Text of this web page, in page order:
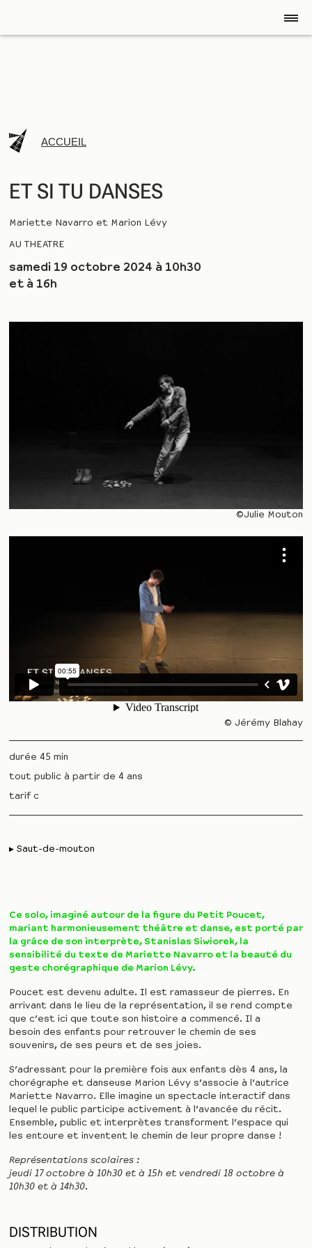
ACCUEIL
ET SI TU DANSES
Mariette Navarro et Marion Lévy
AU THEATRE
samedi 19 octobre 2024 à 10h30
et à 16h
©Julie Mouton
© Jérémy Blahay
DISTRIBUTION
durée 45 min
tout public à partir de 4 ans
tarif c
Saut-de-mouton
Ce solo, imaginé autour de la figure du Petit Poucet,
mariant harmonieusement théâtre et danse, est porté par
la grâce de son interprète, Stanislas Siwiorek, la
sensibilité du texte de Mariette Navarro et la beauté du
geste chorégraphique de Marion Lévy.
Poucet est devenu adulte. Il est ramasseur de pierres. En
arrivant dans le lieu de la représentation, il se rend compte
que c’est ici que toute son histoire a commencé. Il a
besoin des enfants pour retrouver le chemin de ses
souvenirs, de ses peurs et de ses joies.
S’adressant pour la première fois aux enfants dès 4 ans, la
chorégraphe et danseuse Marion Lévy s’associe à l’autrice
Mariette Navarro. Elle imagine un spectacle interactif dans
lequel le public participe activement à l’avancée du récit.
Ensemble, public et interprètes transforment l’espace qui
les entoure et inventent le chemin de leur propre danse !
Représentations scolaires :
jeudi 17 octobre à 10h30 et à 15h et vendredi 18 octobre à
10h30 et à 14h30.